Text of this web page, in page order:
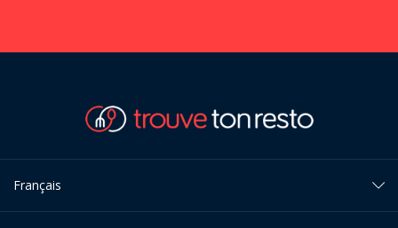
Français